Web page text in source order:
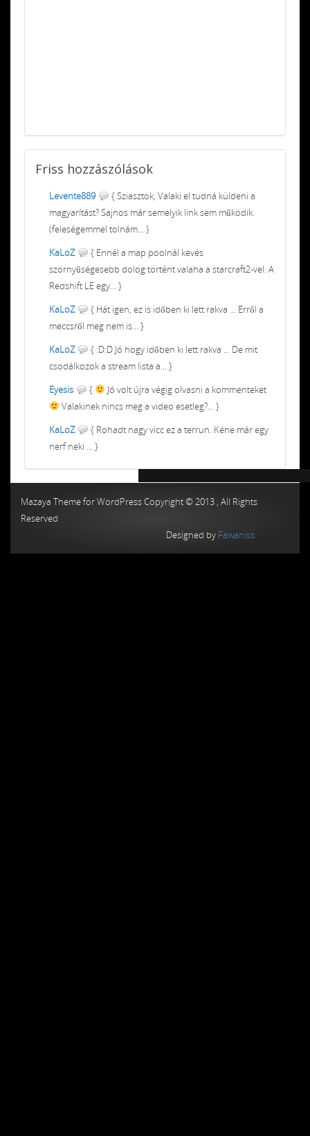
Friss hozzászólások
Levente889
{ Sziasztok, Valaki el tudná küldeni a
magyarítást? Sajnos már semelyik link sem működik.
(feleségemmel tolnám... }
KaLoZ
{ Ennél a map poolnál kevés
szörnyűségesebb dolog történt valaha a starcraft2-vel. A
Redshift LE egy... }
KaLoZ
{ Hát igen, ez is időben ki lett rakva ... Erről a
meccsről meg nem is... }
KaLoZ
{ :D:D Jó hogy időben ki lett rakva ... De mit
csodálkozok a stream lista a... }
Eyesis
{
Jó volt újra végig olvasni a kommenteket
Valakinek nincs meg a video esetleg?... }
KaLoZ
{ Rohadt nagy vicc ez a terrun. Kéne már egy
nerf neki ... }
Mazaya Theme for WordPress Copyright © 2013 , All Rights
Reserved
Designed by Fawaniss